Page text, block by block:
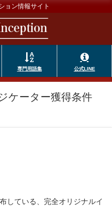
ョン情報サイト
専門用語集 公式LINE
ケーター獲得条件
している、完全オリジナルイ